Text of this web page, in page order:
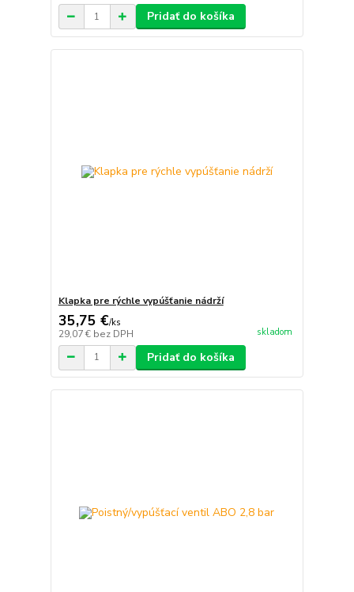
Pridať do košíka
Klapka pre rýchle vypúšťanie nádrží
35,75 €/ks
29,07 € bez DPH skladom
Pridať do košíka